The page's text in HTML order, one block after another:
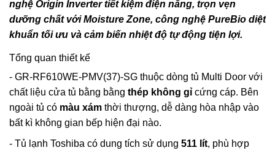
nghệ Origin Inverter tiết kiệm điện năng, trọn vẹn
dưỡng chất với Moisture Zone, công nghệ PureBio diệt
khuẩn tối ưu và cảm biến nhiệt độ tự động tiện lợi.
Tổng quan thiết kế
- GR-RF610WE-PMV(37)-SG thuộc dòng tủ Multi Door với
chất liệu cửa tủ bằng bằng thép không gỉ cứng cáp. Bên
ngoài tủ có màu xám thời thượng, dễ dàng hòa nhập vào
bất kì không gian bếp hiện đại nào.
- Tủ lạnh Toshiba có dung tích sử dụng 511 lít, phù hợp